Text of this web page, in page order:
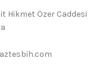
Hikmet Özer Caddesi